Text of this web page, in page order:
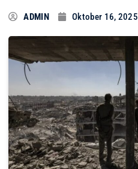
ADMIN Oktober 16, 2025